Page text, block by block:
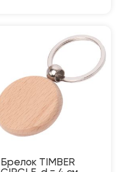
Брелок TIMBER